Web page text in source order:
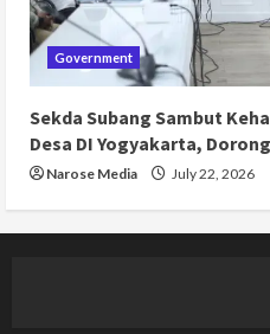
Government
Sekda Subang Sambut
Desa DI Yogyakarta,
Narose Media July 22, 2026